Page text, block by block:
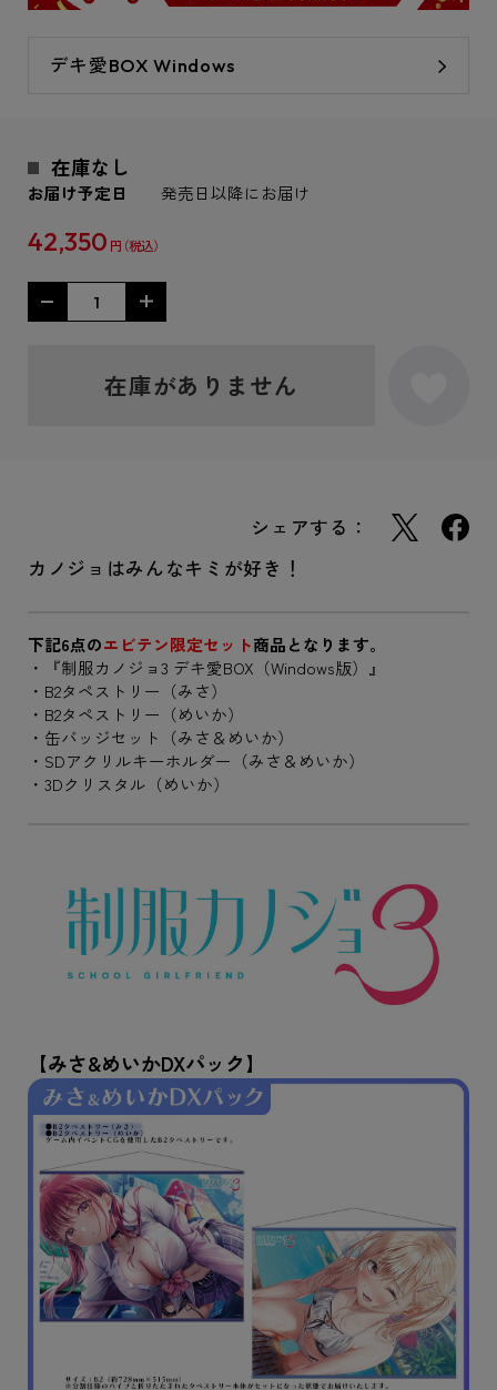
デキ愛BOX Windows
在庫なし
お届け予定日 発売日以降にお届け
42,350 円
在庫がありません
シェアする：
カノジョはみんなキミが好き！
下記6点のエビテン限定セット商品となります。
・『制服カノジョ3 デキ愛BOX（Windows版）』
・B2タペストリー（みさ）
・B2タペストリー（めいか）
・缶バッジセット（みさ＆めいか）
・SDアクリルキーホルダー（みさ＆めいか）
・3Dクリスタル（めいか）
【みさ&めいかDXパック】